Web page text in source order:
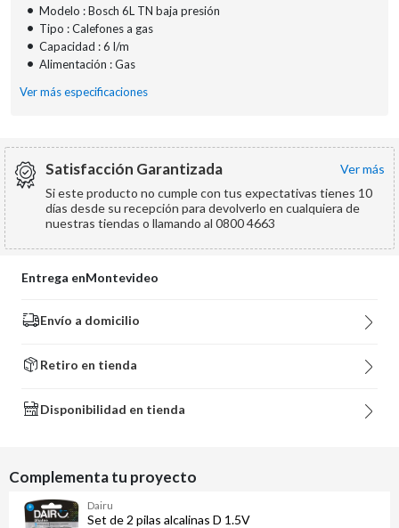
• Modelo : Bosch 6L TN baja presión
• Tipo : Calefones a gas
• Capacidad : 6 l/m
• Alimentación : Gas
Ver más especificaciones
Satisfacción Garantizada
ver más
Si este producto no cumple con tus expectativas tienes 10
días desde su recepción para devolverlo en cualquiera de
nuestras tiendas o llamando al 0800 4663
Entrega enMontevideo
Envío a domicilio
Retiro en tienda
Disponibilidad en tienda
Complementa tu proyecto
Dairu
Set de 2 pilas alcalinas D 1.5V